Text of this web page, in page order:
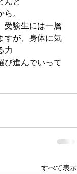
ら。
受験生には一層
すが、身体に気
力
び進んでいって
すべて表示